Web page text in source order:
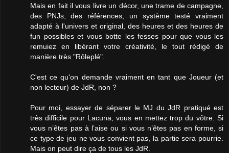
Mais en fait il vous livre un décor, une trame de campagne,
des PNJs, des références, un système testé vraiment
adapté à l'univers et original, des heures et des heures de
fun possibles et vous botte les fesses pour que vous les
remuiez en libérant votre créativité, le tout rédigé de
manière très "Rôleplé".
C'est ce qu'on demande vraiment en tant que Joueur (et
non lecteur) de JdR, non ?
Pour moi, essayer de séparer le MJ du JdR pratiqué est
très difficile pour Lacuna, vous en mettez trop du vôtre. Si
vous n’êtes pas à l’aise ou si vous n’êtes pas en forme, si
ce type de jeu ne vous convient pas, la partie sera pourrie.
Mais on peut dire ça de tous les JdR.